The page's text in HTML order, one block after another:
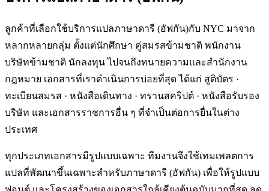
ลูกค้าที่เลือกใช้บริการแปลภาษาดารี (อัฟกัน)กับ NYC มาจาก
หลากหลายกลุ่ม ตั้งแต่นักศึกษา คู่สมรสข้ามชาติ พนักงาน
บริษัทข้ามชาติ นักลงทุน ไปจนถึงทนายความและสำนักงาน
กฎหมาย เอกสารที่เราดำเนินการบ่อยที่สุด ได้แก่ สูติบัตร ·
ทะเบียนสมรส · หนังสือเดินทาง · ทรานสคริปต์ · หนังสือรับรอง
บริษัท และเอกสารราชการอื่น ๆ ที่จำเป็นต่อการยื่นในต่าง
ประเทศ
ทุกประเภทเอกสารมีรูปแบบเฉพาะ ทีมงานจึงใช้เทมเพลตการ
แปลที่พัฒนาขึ้นเฉพาะสำหรับภาษาดารี (อัฟกัน) เพื่อให้รูปแบบ